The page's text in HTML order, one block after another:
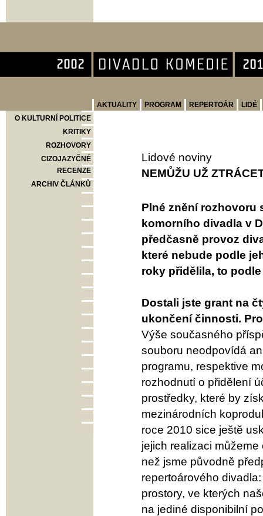
AKTUALITY PROGRAM REPERTOÁR
LIDÉ
O KULTURNÍ POLITICE
KRITIKY
ROZHOVORY
CIZOJAZYČNÉ
RECENZE
ARCHIV ČLÁNKŮ
Lidové noviny
NEMŮŽU UŽ
Plné znění rozhovoru
komorního divadla v
předčasně provoz
které nebude podle
roky přidělila, to
Dostali jste grant na
ukončení činnosti.
Výše současného
souboru neodpovídá
programu, respektive
rozhodnutí o přidělení
prostředky, které by
mezinárodních
roce 2010 sice ještě
jejich realizaci
než jsme původně
repertoárového
prostory, ve kterých
na jediné disponibilní